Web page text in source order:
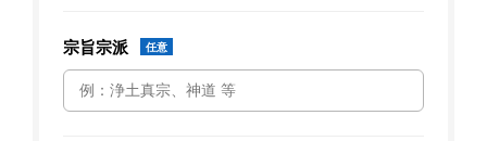
宗旨宗派 任意